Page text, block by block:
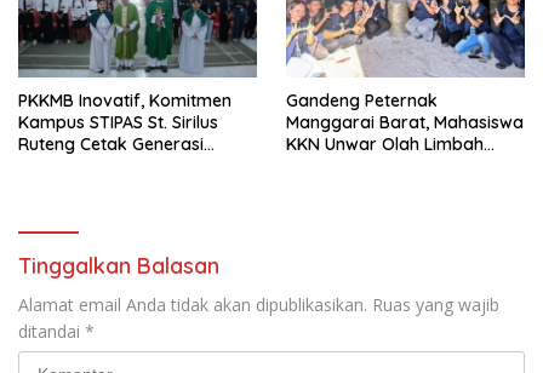
PKKMB Inovatif, Komitmen
Kampus STIPAS St. Sirilus
Ruteng Cetak Generasi
Gandeng Peternak
Manggarai Barat, Mahasiswa
KKN Unwar Olah Limbah
Tinggalkan Balasan
Alamat email Anda tidak akan dipublikasikan. Ruas yang wajib
ditandai *